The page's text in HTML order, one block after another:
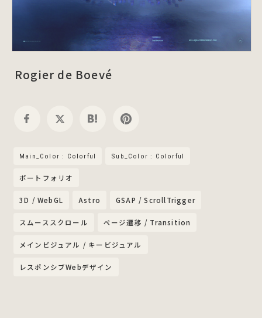
Rogier de Boevé
Main_Color : Colorful Sub_Color : Colorful
ポートフォリオ
3D / WebGL Astro GSAP / ScrollTrigger
スムーススクロール ページ遷移 / Transition
メインビジュアル / キービジュアル
レスポンシブWebデザイン